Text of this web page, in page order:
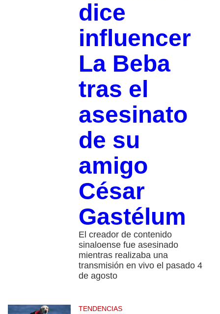
dice
influencer
La Beba
tras el
asesinato
de su
amigo
César
Gastélum
El creador de contenido
sinaloense fue asesinado
mientras realizaba una
transmisión en vivo el pasado 4
de agosto
TENDENCIAS